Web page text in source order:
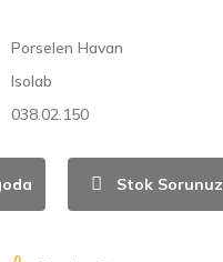
Porselen Havan
Isolab
038.02.150
Stok Sorunuz